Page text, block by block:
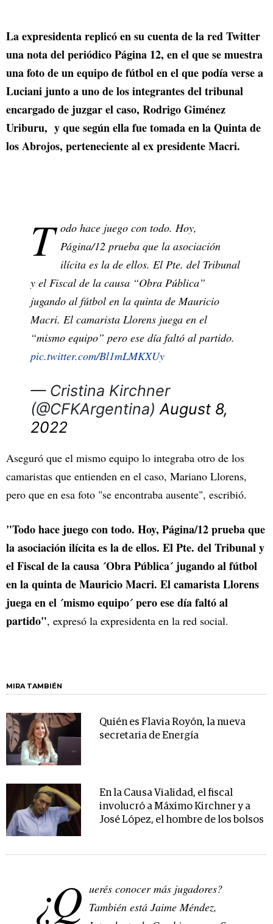
La expresidenta replicó en su cuenta de la red Twitter
una nota del periódico Página 12, en el que se muestra
una foto de un equipo de fútbol en el que podía verse a
Luciani junto a uno de los integrantes del tribunal
encargado de juzgar el caso, Rodrigo Giménez
Uriburu, y que según ella fue tomada en la Quinta de
los Abrojos, perteneciente al ex presidente Macri.
T odo hace juego con todo. Hoy,
Página/12 prueba que la asociación
ilícita es la de ellos. El Pte. del Tribunal
y el Fiscal de la causa “Obra Pública”
jugando al fútbol en la quinta de Mauricio
Macri. El camarista Llorens juega en el
“mismo equipo” pero ese día faltó al partido.
pic.twitter.com/Bl1mLMKXUy
— Cristina Kirchner
(@CFKArgentina)August 8,
2022
Aseguró que el mismo equipo lo integraba otro de los
camaristas que entienden en el caso, Mariano Llorens,
pero que en esa foto "se encontraba ausente", escribió.
"Todo hace juego con todo. Hoy, Página/12 prueba que
la asociación ilícita es la de ellos. El Pte. del Tribunal y
el Fiscal de la causa ´Obra Pública´ jugando al fútbol
en la quinta de Mauricio Macri. El camarista Llorens
juega en el ´mismo equipo´ pero ese día faltó al
partido", expresó la expresidenta en la red social.
MIRA TAMBIÉN
Quién es Flavia Royón, la nueva
secretaria de Energía
En la Causa Vialidad, el fiscal
involucró a Máximo Kirchner y a
José López, el hombre de los bolsos
¿Q uerés conocer más jugadores?
También está Jaime Méndez,